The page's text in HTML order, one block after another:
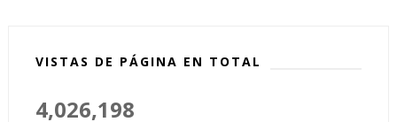
VISTAS DE PÁGINA EN TOTAL
4,026,198